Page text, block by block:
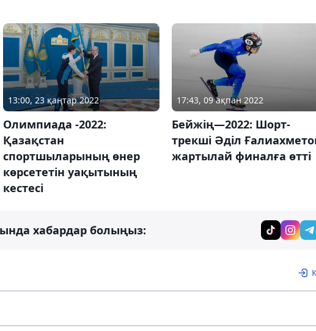
13:00, 23 қаңтар 2022
Олимпиада -2022:
Қазақстан
спортшыларының өнер
көрсететін уақытының
кестесі
17:43, 09 ақпан 2022
Бейжің—2022: Шорт-
трекші Әділ
жартылай финалға өтті
хабардар болыңыз: